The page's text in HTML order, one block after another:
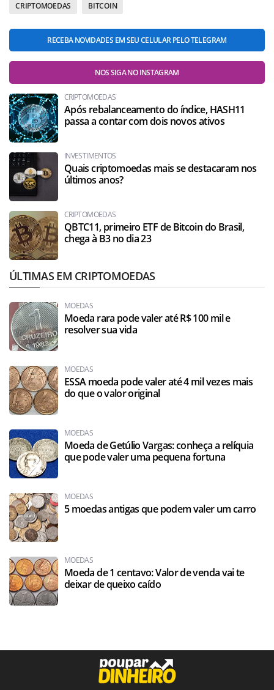
CRIPTOMOEDAS BITCOIN
RECEBA NOVIDADES EM SEU CELULAR PELO TELEGRAM
NOS SIGA NO INSTAGRAM
CRIPTOMOEDAS
Após rebalanceamento do índice, HASH11
passa a contar com dois novos ativos
INVESTIMENTOS
Quais criptomoedas mais se destacaram nos
últimos anos?
CRIPTOMOEDAS
QBTC11, primeiro ETF de Bitcoin do Brasil,
chega à B3 no dia 23
ÚLTIMAS EM CRIPTOMOEDAS
MOEDAS
Moeda rara pode valer até R$ 100 mil e
resolver sua vida
MOEDAS
ESSA moeda pode valer até 4 mil vezes mais
do que o valor original
MOEDAS
Moeda de Getúlio Vargas: conheça a relíquia
que pode valer uma pequena fortuna
MOEDAS
5 moedas antigas que podem valer um carro
MOEDAS
Moeda de 1 centavo: Valor de venda vai te
deixar de queixo caído